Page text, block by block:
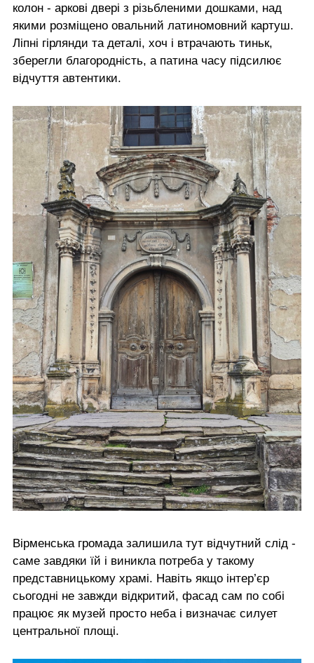
колон - аркові двері з різьбленими дошками, над
якими розміщено овальний латиномовний картуш.
Ліпні гірлянди та деталі, хоч і втрачають тиньк,
зберегли благородність, а патина часу підсилює
відчуття автентики.
Вірменська громада залишила тут відчутний слід -
саме завдяки їй і виникла потреба у такому
представницькому храмі. Навіть якщо інтер’єр
сьогодні не завжди відкритий, фасад сам по собі
працює як музей просто неба і визначає силует
центральної площі.